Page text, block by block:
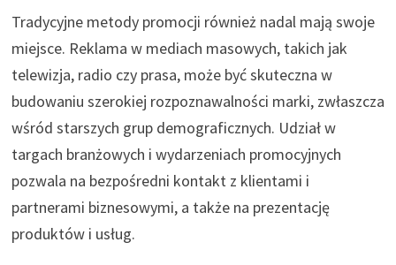
Tradycyjne metody promocji również nadal mają swoje
miejsce. Reklama w mediach masowych, takich jak
telewizja, radio czy prasa, może być skuteczna w
budowaniu szerokiej rozpoznawalności marki, zwłaszcza
wśród starszych grup demograficznych. Udział w
targach branżowych i wydarzeniach promocyjnych
pozwala na bezpośredni kontakt z klientami i
partnerami biznesowymi, a także na prezentację
produktów i usług.